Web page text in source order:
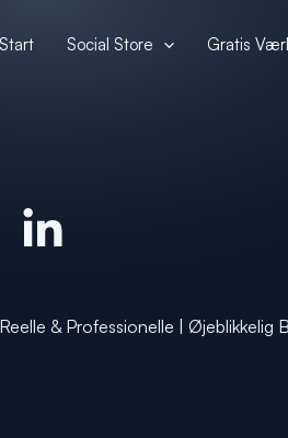
Start Social Store Gratis
& Professionelle | Øjeblikkelig